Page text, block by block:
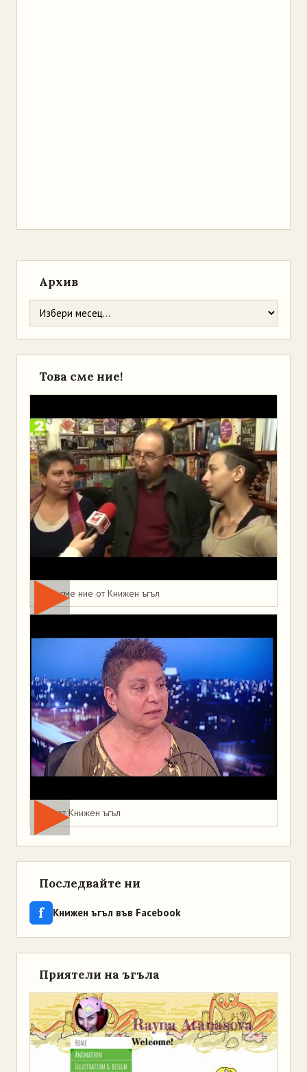
Архив
Това сме ние!
Това сме ние от Книжен ъгъл
Мая от Книжен ъгъл
Последвайте ни
f Книжен ъгъл във Facebook
Приятели на ъгъла